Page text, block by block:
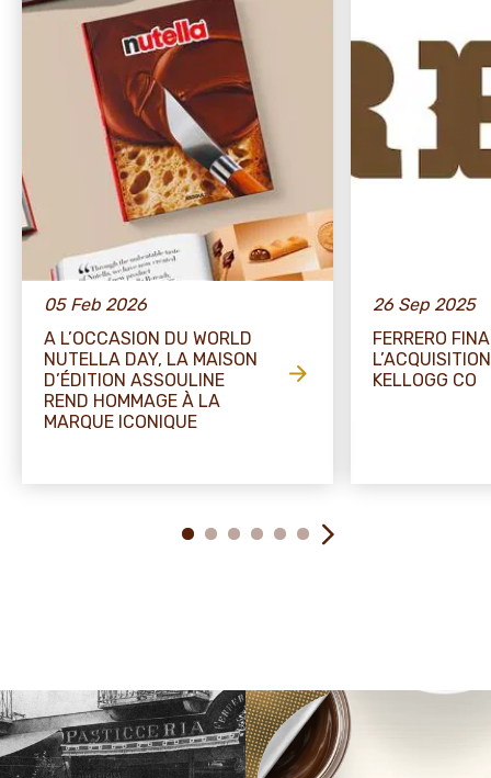
05 Feb 2026
A L’OCCASION DU WORLD
NUTELLA DAY, LA MAISON
D’ÉDITION ASSOULINE
REND HOMMAGE À LA
MARQUE ICONIQUE
26 Sep 2025
FERRERO
KELLOGG CO